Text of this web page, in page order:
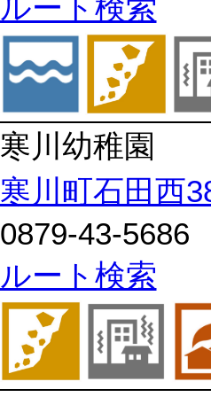
ルート検索
寒川幼稚園
寒川町石田西
0879-43-5686
ルート検索